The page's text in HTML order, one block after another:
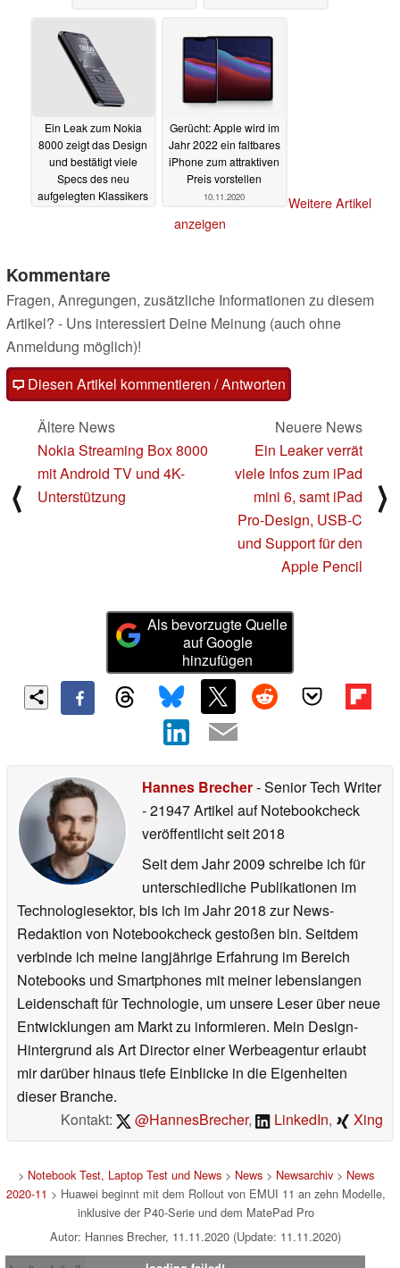
Ein Leak zum Nokia
8000 zeigt das Design
und bestätigt viele
Specs des neu
aufgelegten Klassikers
Gerücht: Apple wird im
Jahr 2022 ein faltbares
iPhone zum attraktiven
Preis vorstellen
10.11.2020
Weitere Artikel
anzeigen
Kommentare
Fragen, Anregungen, zusätzliche Informationen zu diesem
Artikel? - Uns interessiert Deine Meinung (auch ohne
Anmeldung möglich)!
Diesen Artikel kommentieren / Antworten
⟨
Ältere News
Nokia Streaming Box 8000
mit Android TV und 4K-
Unterstützung
Neuere News
Ein Leaker verrät
viele Infos zum iPad
mini 6, samt iPad
Pro-Design, USB-C
und Support für den
Apple Pencil
⟩
Als bevorzugte Quelle
auf Google
hinzufügen
Hannes Brecher- Senior Tech Writer
- 21947 Artikel auf Notebookcheck
veröffentlichtseit 2018
Seit dem Jahr 2009 schreibe ich für
unterschiedliche Publikationen im
Technologiesektor, bis ich im Jahr 2018 zur News-
Redaktion von Notebookcheck gestoßen bin. Seitdem
verbinde ich meine langjährige Erfahrung im Bereich
Notebooks und Smartphones mit meiner lebenslangen
Leidenschaft für Technologie, um unsere Leser über neue
Entwicklungen am Markt zu informieren. Mein Design-
Hintergrund als Art Director einer Werbeagentur erlaubt
mir darüber hinaus tiefe Einblicke in die Eigenheiten
dieser Branche.
Kontakt:
@HannesBrecher, LinkedIn, Xing
> Notebook Test, Laptop Test und News> News> Newsarchiv> News
2020-11 > Huawei beginnt mit dem Rollout von EMUI 11 an zehn Modelle,
inklusive der P40-Serie und dem MatePad Pro
Autor: Hannes Brecher, 11.11.2020 (Update: 11.11.2020)